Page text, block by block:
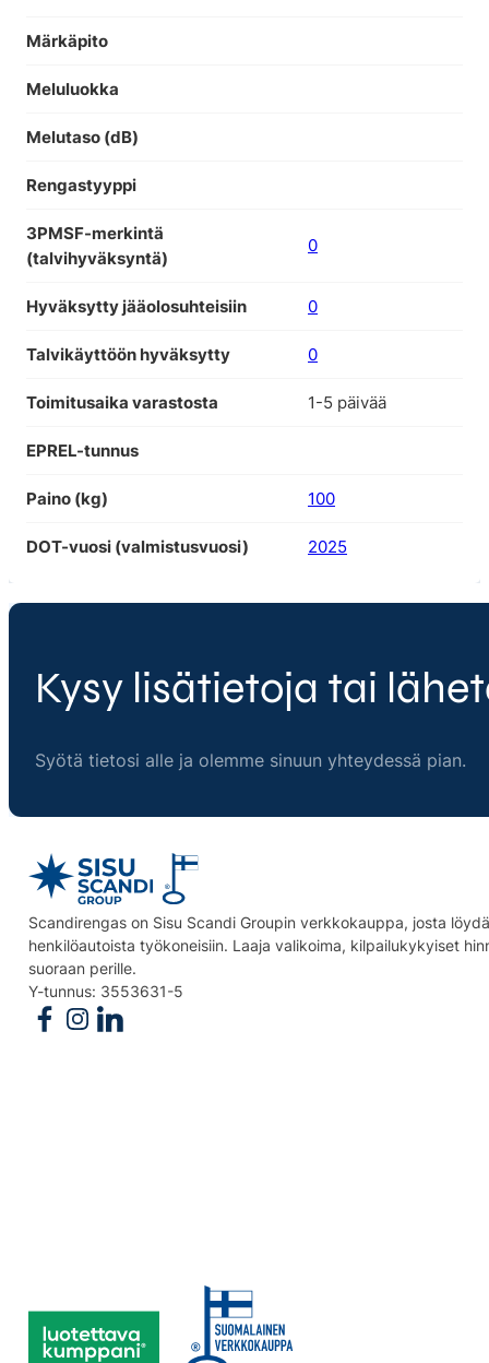
Märkäpito
Meluluokka
Melutaso (dB)
Rengastyyppi
3PMSF-merkintä
(talvihyväksyntä)
0
Hyväksytty jääolosuhteisiin 0
Talvikäyttöön hyväksytty 0
Toimitusaika varastosta 1-5 päivää
EPREL-tunnus
Paino (kg) 100
DOT-vuosi (valmistusvuosi) 2025
Kysy lisätietoja tai
Syötä tietosi alle ja olemme sinuun yhteydessä pian.
Scandirengas on Sisu Scandi Groupin verkkokauppa, josta
henkilöautoista työkoneisiin. Laaja valikoima, kilpailukykyiset
suoraan perille.
Y-tunnus: 3553631-5
Follow us on Facebook
Follow us on Instagram
Follow us on Linkedin